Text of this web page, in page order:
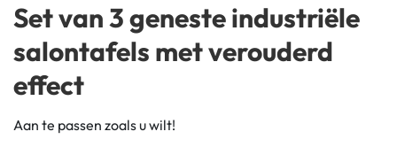
Set van 3 geneste industriële
salontafels met verouderd
effect
Aan te passen zoals u wilt!